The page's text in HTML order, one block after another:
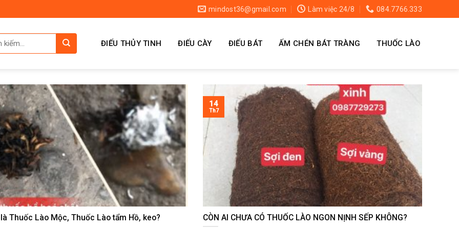
mindost36@gmail.com Làm việc 24/8 084.7766.333
ĐIẾU THỦY TINH ĐIẾU CÀY ĐIẾU BÁT ẤM CHÉN BÁT TRÀNG THUỐC LÀO
Thuốc Lào Mộc, Thuốc Lào tẩm Hồ, keo? CÒN AI CHƯA CÓ THUỐC LÀO NGON NỊNH SẾP KHÔNG?
14
Th7